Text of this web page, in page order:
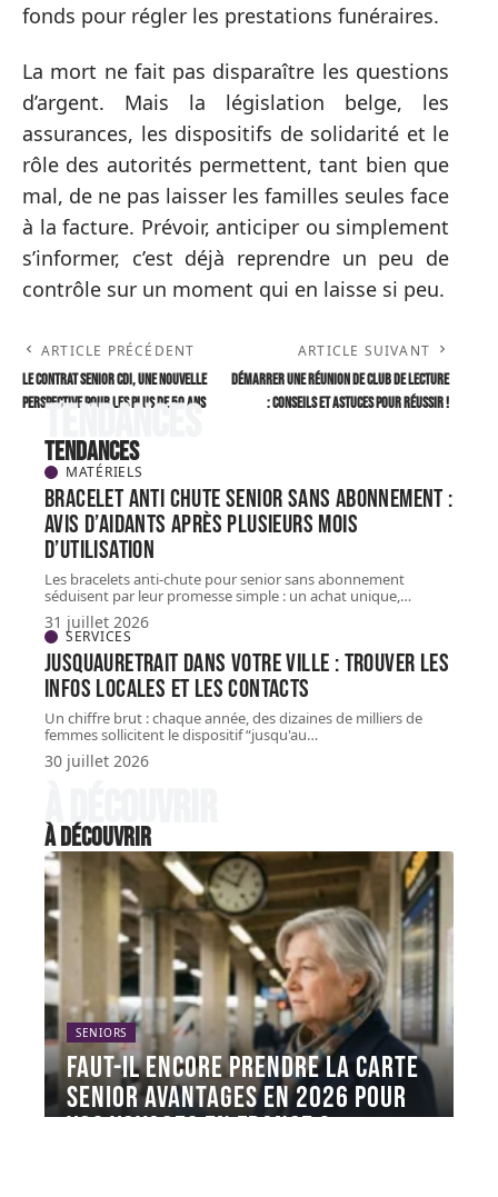
fonds pour régler les prestations funéraires.
La mort ne fait pas disparaître les questions
d’argent. Mais la législation belge, les
assurances, les dispositifs de solidarité et le
rôle des autorités permettent, tant bien que
mal, de ne pas laisser les familles seules face
à la facture. Prévoir, anticiper ou simplement
s’informer, c’est déjà reprendre un peu de
contrôle sur un moment qui en laisse si peu.
ARTICLE PRÉCÉDENT
Le contrat senior CDI, une nouvelle
perspective pour les plus de 50 ans
ARTICLE SUIVANT
Démarrer une réunion de club de lecture
: Conseils et astuces pour réussir !
Tendances
Tendances
MATÉRIELS
Bracelet Anti chute senior sans abonnement :
avis d’aidants après plusieurs mois
d’utilisation
Les bracelets anti-chute pour senior sans abonnement
séduisent par leur promesse simple : un achat unique,…
31 juillet 2026
SERVICES
Jusquauretrait dans votre ville : trouver les
infos locales et les contacts
Un chiffre brut : chaque année, des dizaines de milliers de
femmes sollicitent le dispositif “jusqu'au…
30 juillet 2026
À découvrir
À découvrir
SENIORS
Faut-il encore prendre la Carte
Senior avantages en 2026 pour
vos voyages en France ?